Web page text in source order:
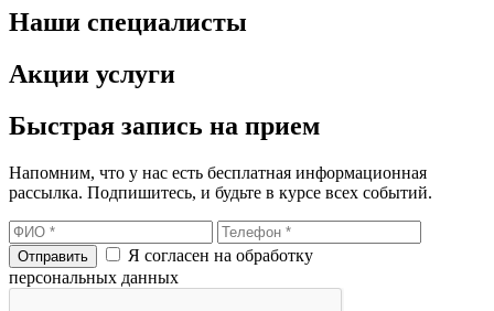
Наши специалисты
Акции услуги
Быстрая запись на прием
Напомним, что у нас есть бесплатная информационная
рассылка. Подпишитесь, и будьте в курсе всех событий.
Я согласен на обработку
персональных данных